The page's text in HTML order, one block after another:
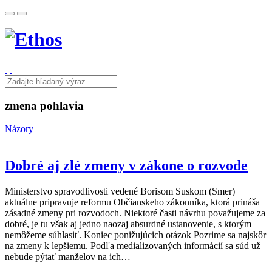
zmena pohlavia
Názory
Dobré aj zlé zmeny v zákone o rozvode
Ministerstvo spravodlivosti vedené Borisom Suskom (Smer)
aktuálne pripravuje reformu Občianskeho zákonníka, ktorá prináša
zásadné zmeny pri rozvodoch. Niektoré časti návrhu považujeme za
dobré, je tu však aj jedno naozaj absurdné ustanovenie, s ktorým
nemôžeme súhlasiť. Koniec ponižujúcich otázok Pozrime sa najskôr
na zmeny k lepšiemu. Podľa medializovaných informácií sa súd už
nebude pýtať manželov na ich…